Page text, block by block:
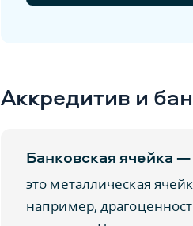
Аккредитив и
Банковская ячейка —
это металлическая
например,